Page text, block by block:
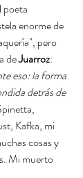
poeta
enorme de
pero
de Juarroz:
eso: la forma
detrás de
Kafka, mi
cosas y
Mi muerto